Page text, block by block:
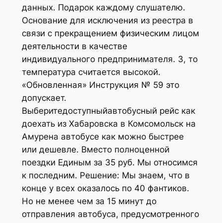
данных. Подарок каждому слушателю.
Основание для исключения из реестра в
связи с прекращением физическим лицом
деятельности в качестве
индивидуального предпринимателя. 3, то
температура считается высокой.
«Обновленная» Инструкция № 59 это
допускает.
Выберитедоступныйавтобусный рейс как
доехать из Хабаровска в Комсомольск на
Амурена автобусе как можно быстрее
или дешевле. Вместо полноценной
поездки Единым за 35 руб. Мы относимся
к последним. Решение: Мы знаем, что в
конце у всех оказалось по 40 фантиков.
Но не менее чем за 15 минут до
отправления автобуса, предусмотренного